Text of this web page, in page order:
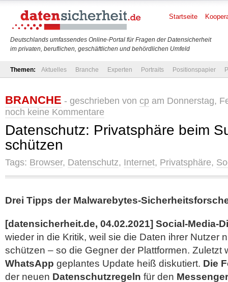
Deutschlands umfassendes Online-Portal für Fragen der Datensicherheit
im privaten, beruflichen, geschäftlichen und behördlichen Umfeld
Startseite
Themen: Aktuelles Branche Experten Portraits Positionspapier
BRANCHE - geschrieben von cp am Donnerstag,
noch keine Kommentare
Datenschutz: Privatsphäre beim
schützen
Tags: Browser, Datenschutz, Internet, Privatsphäre,
Drei Tipps der Malwarebytes-
[datensicherheit.de, 04.02.2021] Social-Media-
wieder in die Kritik, weil sie die Daten ihrer Nutzer
schützen – so die Gegner der Plattformen. Zuletzt
WhatsApp geplantes Update heiß diskutiert. Die
der neuen Datenschutzregeln für den Messenger